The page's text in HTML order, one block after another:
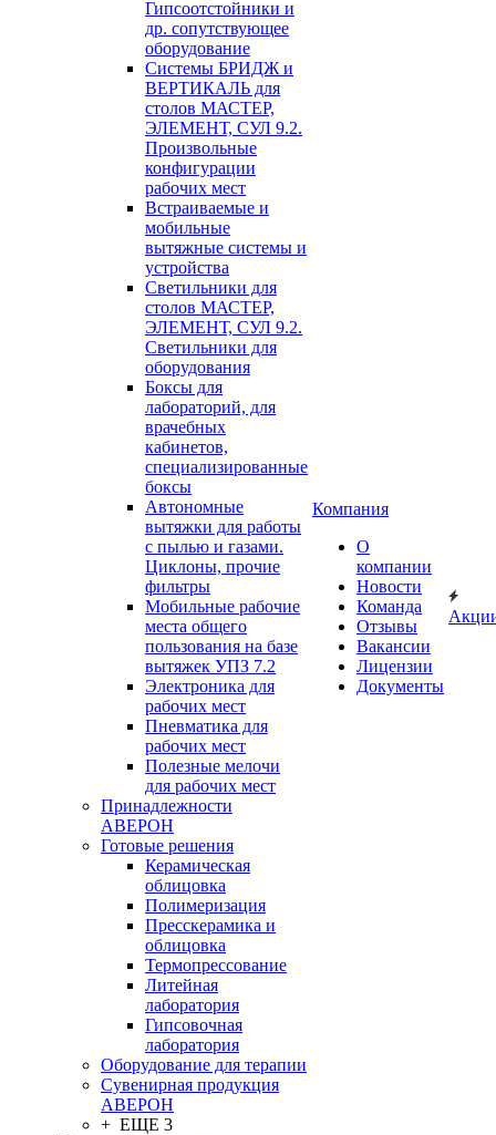
Гипсоотстойники и
др. сопутствующее
оборудование
Системы БРИДЖ и
ВЕРТИКАЛЬ для
столов МАСТЕР,
ЭЛЕМЕНТ, СУЛ 9.2.
Произвольные
конфигурации
рабочих мест
Встраиваемые и
мобильные
вытяжные системы и
устройства
Светильники для
столов МАСТЕР,
ЭЛЕМЕНТ, СУЛ 9.2.
Светильники для
оборудования
Боксы для
лабораторий, для
врачебных
кабинетов,
специализированные
боксы
Автономные
вытяжки для работы
с пылью и газами.
Циклоны, прочие
фильтры
Мобильные рабочие
места общего
пользования на базе
вытяжек УПЗ 7.2
Электроника для
рабочих мест
Пневматика для
рабочих мест
Полезные мелочи
для рабочих мест
Принадлежности
АВЕРОН
Готовые решения
Керамическая
облицовка
Полимеризация
Пресскерамика и
облицовка
Термопрессование
Литейная
лаборатория
Гипсовочная
лаборатория
Оборудование для терапии
Сувенирная продукция
АВЕРОН
+ ЕЩЕ 3
Компания
О
компании
Новости
Команда
Отзывы
Вакансии
Лицензии
Документы